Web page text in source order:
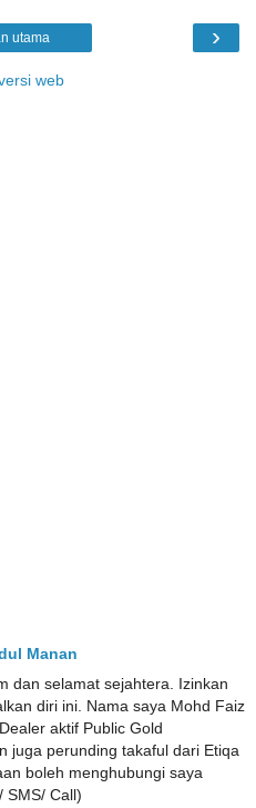
›
utama
web
Manan
dan selamat sejahtera. Izinkan
diri ini. Nama saya Mohd Faiz
aktif Public Gold
juga perunding takaful dari Etiqa
boleh menghubungi saya
SMS/ Call)